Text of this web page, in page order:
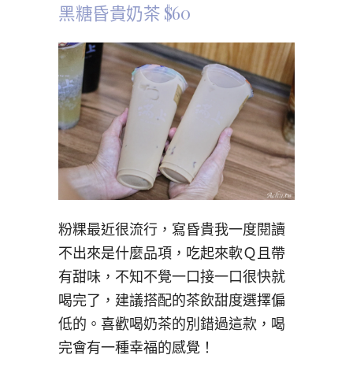
黑糖昏貴奶茶 $60
粉粿最近很流行，寫昏貴我一度閱讀
不出來是什麼品項，吃起來軟Ｑ且帶
有甜味，不知不覺一口接一口很快就
喝完了，建議搭配的茶飲甜度選擇偏
低的。喜歡喝奶茶的別錯過這款，喝
完會有一種幸福的感覺！